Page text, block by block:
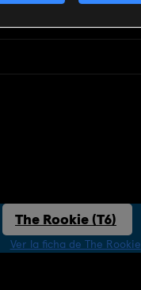
The Rookie (T6)
Ver la ficha de The Rookie